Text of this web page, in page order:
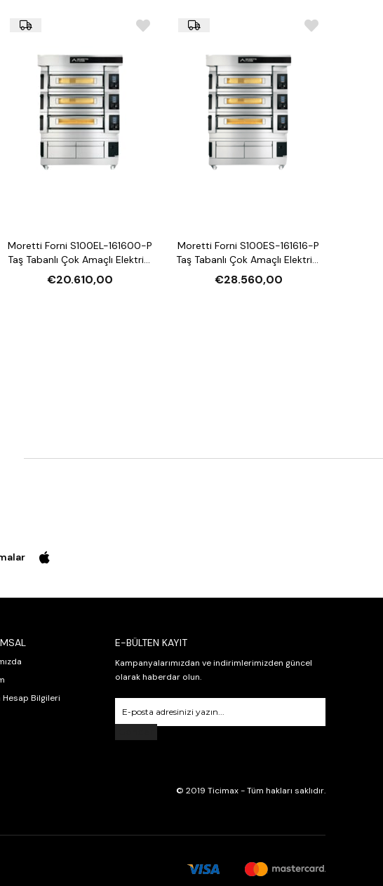
kW + 1x20,5 kW (380/400V 3N) + 1,5 kW (220/230V 1N)
Moretti Forni S100EL-161600-P
Taş Tabanlı Çok Amaçlı Elektrikli
Katlı Fırın (Buharlı,
Mayalandırmalı)
€20.610,00
Moretti Forni S100ES-161616-P
Taş Tabanlı Çok Amaçlı Elektrikli
Katlı Fırın (Buharlı,
Mayalandırmalı)
€28.560,00
Hesap Bilgileri
E-BÜLTEN KAYIT
Kampanyalarımızdan ve indirimlerimizden güncel
olarak haberdar olun.
© 2019 Ticimax - Tüm hakları saklıdır.